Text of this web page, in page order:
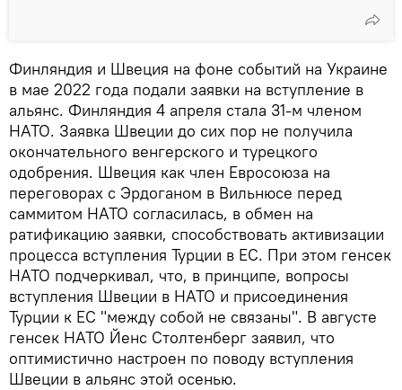
Финляндия и Швеция на фоне событий на Украине
в мае 2022 года подали заявки на вступление в
альянс. Финляндия 4 апреля стала 31-м членом
НАТО. Заявка Швеции до сих пор не получила
окончательного венгерского и турецкого
одобрения. Швеция как член Евросоюза на
переговорах с Эрдоганом в Вильнюсе перед
саммитом НАТО согласилась, в обмен на
ратификацию заявки, способствовать активизации
процесса вступления Турции в ЕС. При этом генсек
НАТО подчеркивал, что, в принципе, вопросы
вступления Швеции в НАТО и присоединения
Турции к ЕС "между собой не связаны". В августе
генсек НАТО Йенс Столтенберг заявил, что
оптимистично настроен по поводу вступления
Швеции в альянс этой осенью.